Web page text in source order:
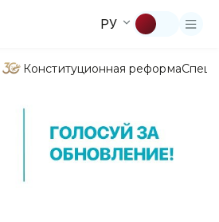
РУ
Конституционная реформа